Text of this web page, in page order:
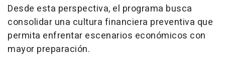
Desde esta perspectiva, el programa busca
consolidar una cultura financiera preventiva que
permita enfrentar escenarios económicos con
mayor preparación.